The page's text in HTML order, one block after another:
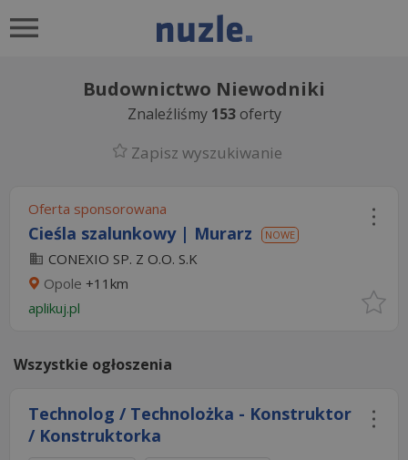
Budownictwo Niewodniki
Znaleźliśmy 153oferty
Zapisz wyszukiwanie
Oferta sponsorowana
Cieśla szalunkowy | Murarz NOWE
CONEXIO SP. Z O.O. S.K
Opole +11km
aplikuj.pl
Wszystkie ogłoszenia
Technolog / Technolożka - Konstruktor
/ Konstruktorka